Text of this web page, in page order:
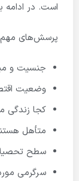
است. در ادامه
پرسش‌های
جنسیت و
وضعیت
کجا زندگی
متأهل
سطح
سرگرمی